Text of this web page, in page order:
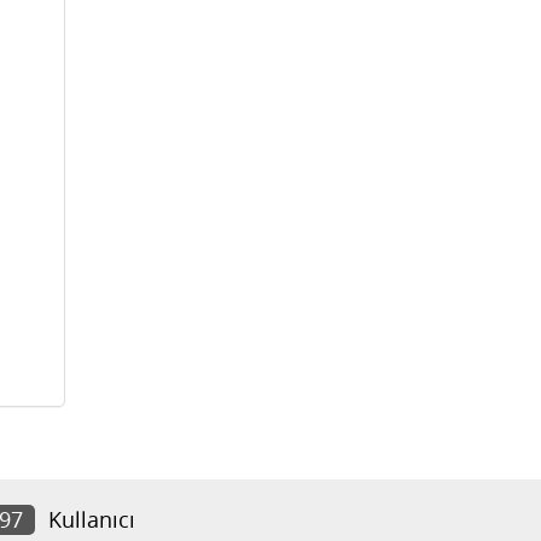
Kullanıcı